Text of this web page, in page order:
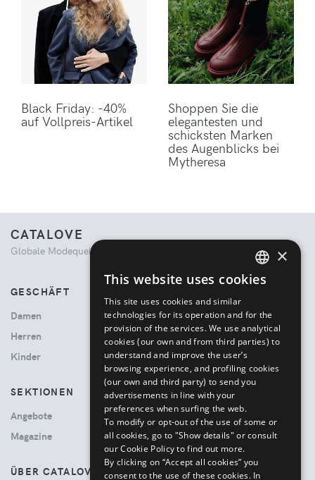
Black Friday: -40%
auf Vollpreis-Artikel
Shoppen Sie die
elegantesten und
schicksten Marken
des Augenblicks bei
Mytheresa
CATALOVE
Globale Modequelle. Kuratiertes Einkaufserlebnis.
GESCHÄFT
Damen
Herren
Kinder
SEKTIONEN
Angebote
Magazine
ÜBER CATALOVE
ENGLISH
×
This website uses cookies
This site uses cookies and similar
technologies for its operation and for the
provision of the services. We use analytical
cookies (our own and from third parties) to
understand and improve the user’s
browsing experience, and profiling cookies
(our own and third party) to send you
advertisements in line with your
preferences when surfing the web.
To modify or opt-out of the use of some or
all cookies, go to "Show details" or consult
our Cookie Policy to find out more.
By clicking on “Accept all cookies” you
consent to the use of these cookies. In